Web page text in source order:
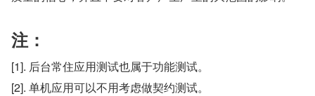
注：
[1]. 后台常住应用测试也属于功能测试。
[2]. 单机应用可以不用考虑做契约测试。